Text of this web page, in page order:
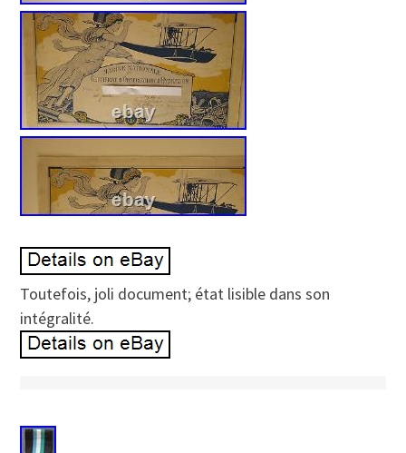
Toutefois, joli document; état lisible dans son
intégralité.